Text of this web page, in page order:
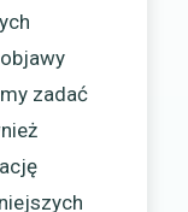
zadać